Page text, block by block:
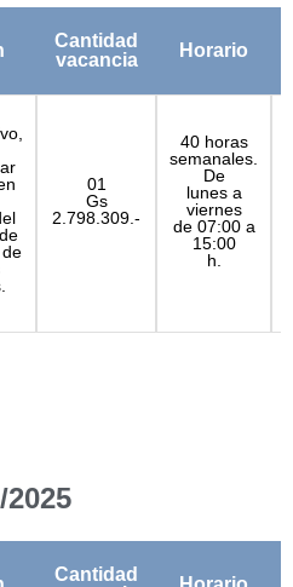
Cantidad
vacancia
Horario
01
Gs
2.798.309.-
40 horas
semanales.
De
lunes a
viernes
de 07:00 a
15:00
h.
Cantidad